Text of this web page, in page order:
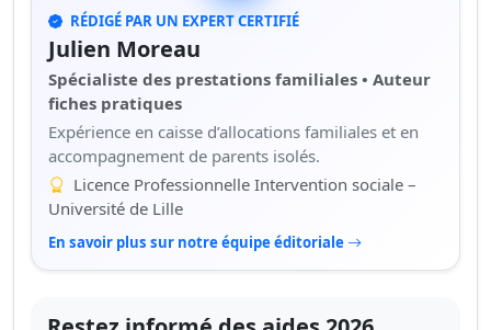
RÉDIGÉ PAR UN EXPERT CERTIFIÉ
Julien Moreau
Spécialiste des prestations familiales • Auteur
fiches pratiques
Expérience en caisse d’allocations familiales et en
accompagnement de parents isolés.
Licence Professionnelle Intervention sociale –
Université de Lille
En savoir plus sur notre équipe éditoriale